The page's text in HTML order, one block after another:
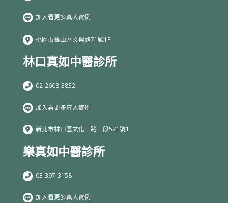
加入看更多真人實例
桃園市龜山區文興路71號1F
林口真如中醫診所
02-2608-3832
加入看更多真人實例
新北市林口區文化三路一段571號1F
樂真如中醫診所
03-397-3158
加入看更多真人實例